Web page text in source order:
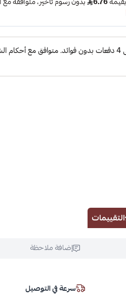
التقييمات
إضافة ملاحظة
سرعة في التوصيل